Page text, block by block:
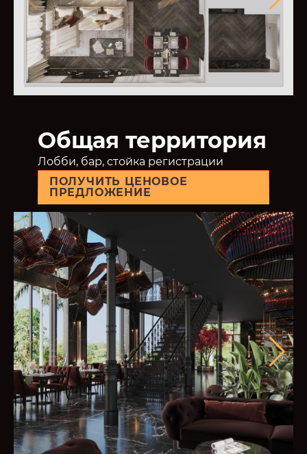
Общая территория
Лобби, бар, стойка регистрации
ПОЛУЧИТЬ ЦЕНОВОЕ
ПРЕДЛОЖЕНИЕ